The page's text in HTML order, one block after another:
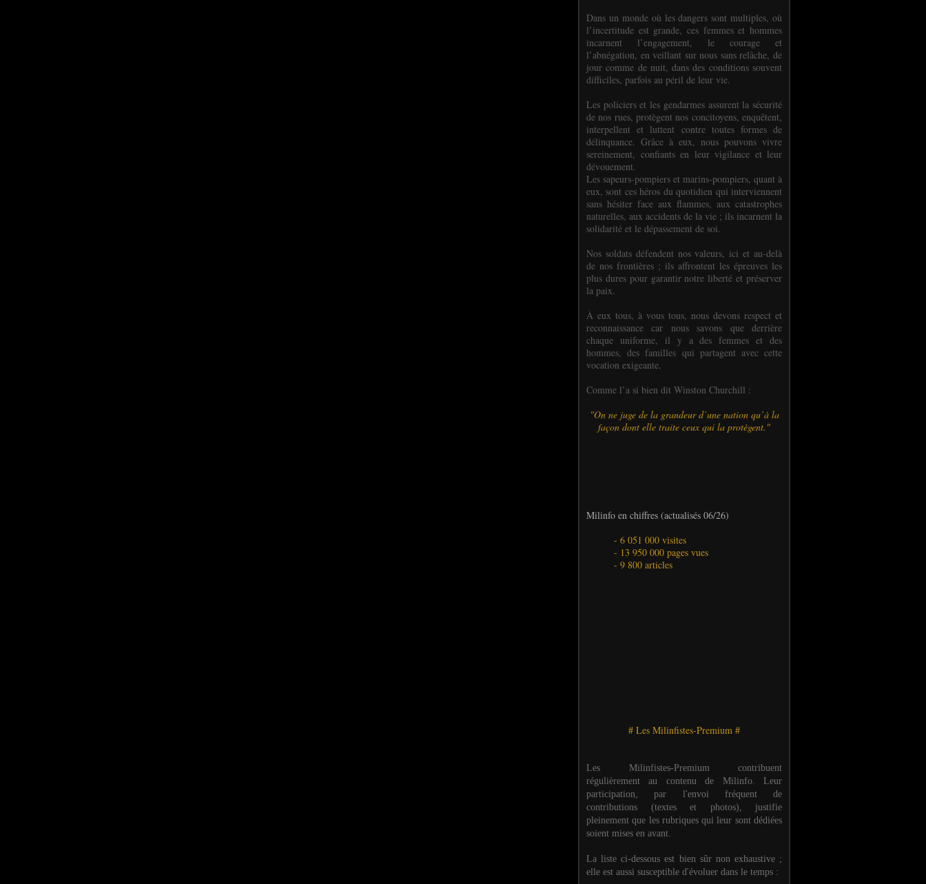
Dans un monde où les dangers sont multiples, où
l’incertitude est grande, ces femmes et hommes
incarnent l’engagement, le courage et
l’abnégation, en veillant sur nous sans relâche, de
jour comme de nuit, dans des conditions souvent
difficiles, parfois au péril de leur vie.
Les policiers et les gendarmes assurent la sécurité
de nos rues, protègent nos concitoyens, enquêtent,
interpellent et luttent contre toutes formes de
délinquance. Grâce à eux, nous pouvons vivre
sereinement, confiants en leur vigilance et leur
dévouement.
Les sapeurs-pompiers et marins-pompiers, quant à
eux, sont ces héros du quotidien qui interviennent
sans hésiter face aux flammes, aux catastrophes
naturelles, aux accidents de la vie ; ils incarnent la
solidarité et le dépassement de soi.
Nos soldats défendent nos valeurs, ici et au-delà
de nos frontières ; ils affrontent les épreuves les
plus dures pour garantir notre liberté et préserver
la paix.
À eux tous, à vous tous, nous devons respect et
reconnaissance car nous savons que derrière
chaque uniforme, il y a des femmes et des
hommes, des familles qui partagent avec cette
vocation exigeante.
Comme l’a si bien dit Winston Churchill :
"On ne juge de la grandeur d’une nation qu’à la
façon dont elle traite ceux qui la protègent."
Milinfo en chiffres (actualisés 06/26)
- 6 051 000 visites
- 13 950 000 pages vues
- 9 800 articles
# Les Milinfistes-Premium #
Les Milinfistes-Premium contribuent
régulièrement au contenu de Milinfo. Leur
participation, par l'envoi fréquent de
contributions (textes et photos), justifie
pleinement que les rubriques qui leur sont dédiées
soient mises en avant.
La liste ci-dessous est bien sûr non exhaustive ;
elle est aussi susceptible d'évoluer dans le temps :